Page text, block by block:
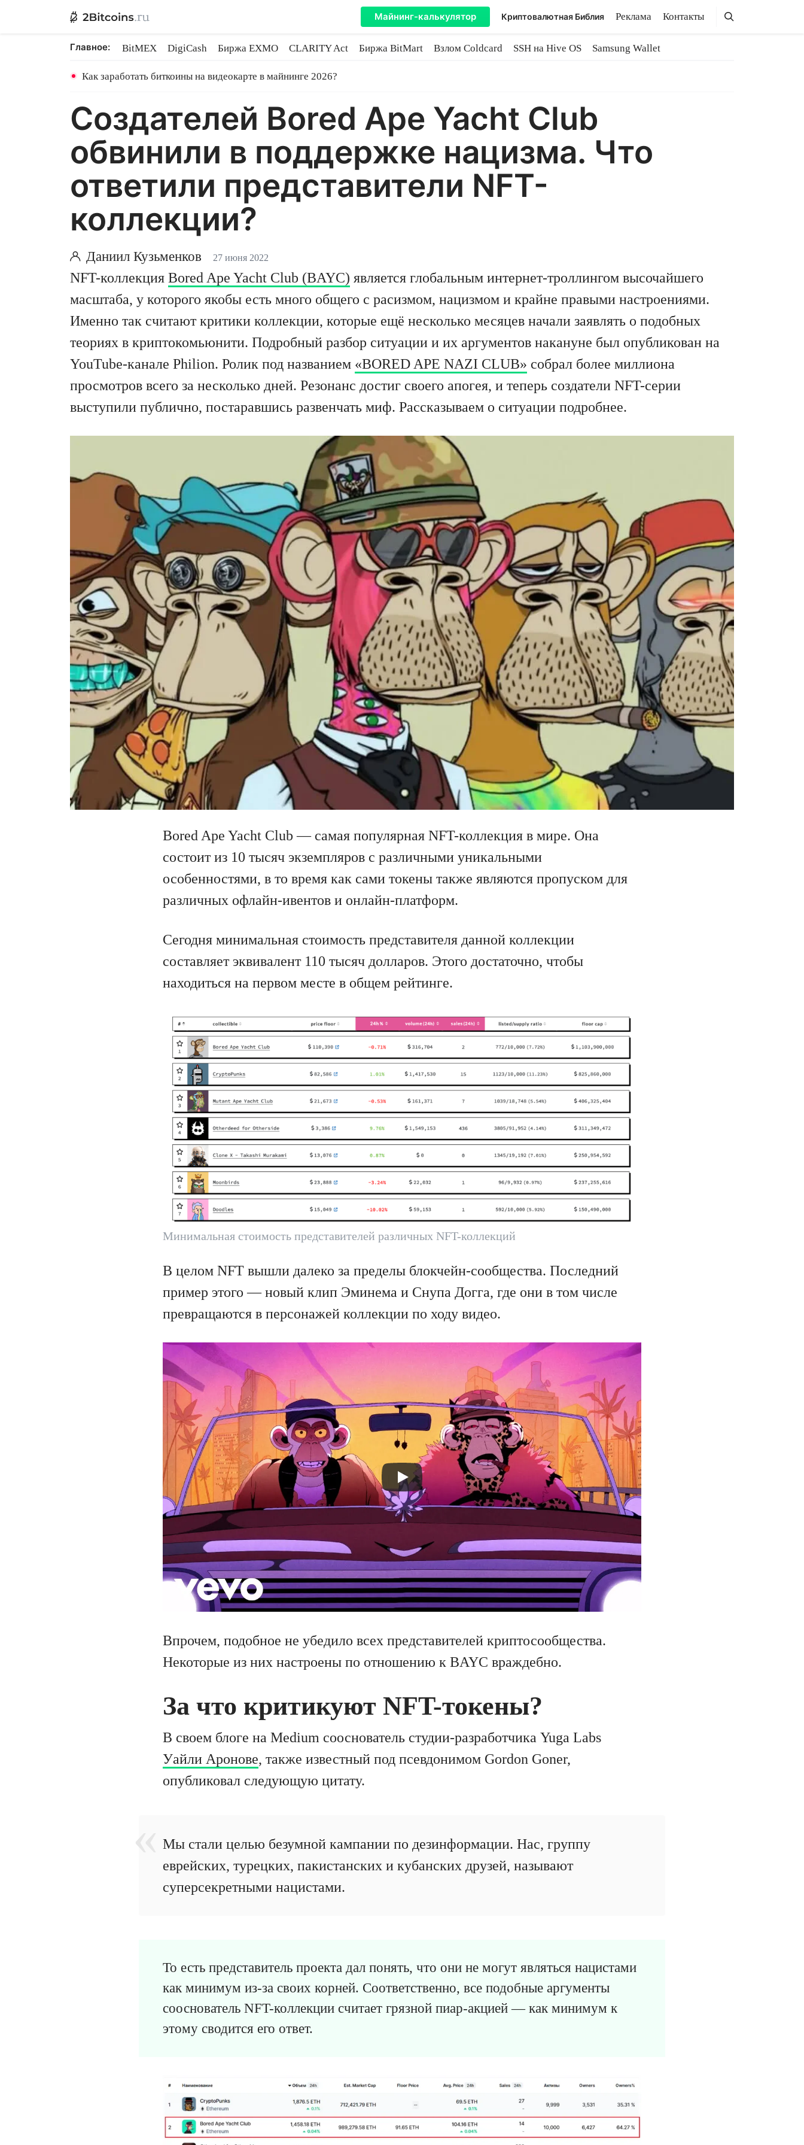
Майнинг-калькулятор Криптовалютная Библия Реклама Контакты Поиск
Поиск
Главное: BitMEX DigiCash Биржа EXMO CLARITY Act Биржа BitMart Взлом Coldcard SSH на Hive OS
Samsung Wallet
Как заработать биткоины на видеокарте в майнинге 2026?
Создателей Bored Ape Yacht Club
обвинили в поддержке нацизма. Что
ответили представители NFT-
коллекции?
Даниил Кузьменков 27 июня 2022
NFT-коллекция Bored Ape Yacht Club (BAYC) является глобальным интернет-троллингом высочайшего
масштаба, у которого якобы есть много общего с расизмом, нацизмом и крайне правыми настроениями.
Именно так считают критики коллекции, которые ещё несколько месяцев начали заявлять о подобных
теориях в криптокомьюнити. Подробный разбор ситуации и их аргументов накануне был опубликован на
YouTube-канале Philion. Ролик под названием «BORED APE NAZI CLUB» собрал более миллиона
просмотров всего за несколько дней. Резонанс достиг своего апогея, и теперь создатели NFT-серии
выступили публично, постаравшись развенчать миф. Рассказываем о ситуации подробнее.
Bored Ape Yacht Club — самая популярная NFT-коллекция в мире. Она
состоит из 10 тысяч экземпляров с различными уникальными
особенностями, в то время как сами токены также являются пропуском для
различных офлайн-ивентов и онлайн-платформ.
Сегодня минимальная стоимость представителя данной коллекции
составляет эквивалент 110 тысяч долларов. Этого достаточно, чтобы
находиться на первом месте в общем рейтинге.
Минимальная стоимость представителей различных NFT-коллекций
В целом NFT вышли далеко за пределы блокчейн-сообщества. Последний
пример этого — новый клип Эминема и Снупа Догга, где они в том числе
превращаются в персонажей коллекции по ходу видео.
Впрочем, подобное не убедило всех представителей криптосообщества.
Некоторые из них настроены по отношению к BAYC враждебно.
За что критикуют NFT-токены?
В своем блоге на Medium сооснователь студии-разработчика Yuga Labs
Уайли Аронове, также известный под псевдонимом Gordon Goner,
опубликовал следующую цитату.
Мы стали целью безумной кампании по дезинформации. Нас, группу
еврейских, турецких, пакистанских и кубанских друзей, называют
суперсекретными нацистами.
То есть представитель проекта дал понять, что они не могут являться нацистами
как минимум из-за своих корней. Соответственно, все подобные аргументы
сооснователь NFT-коллекции считает грязной пиар-акцией — как минимум к
этому сводится его ответ.